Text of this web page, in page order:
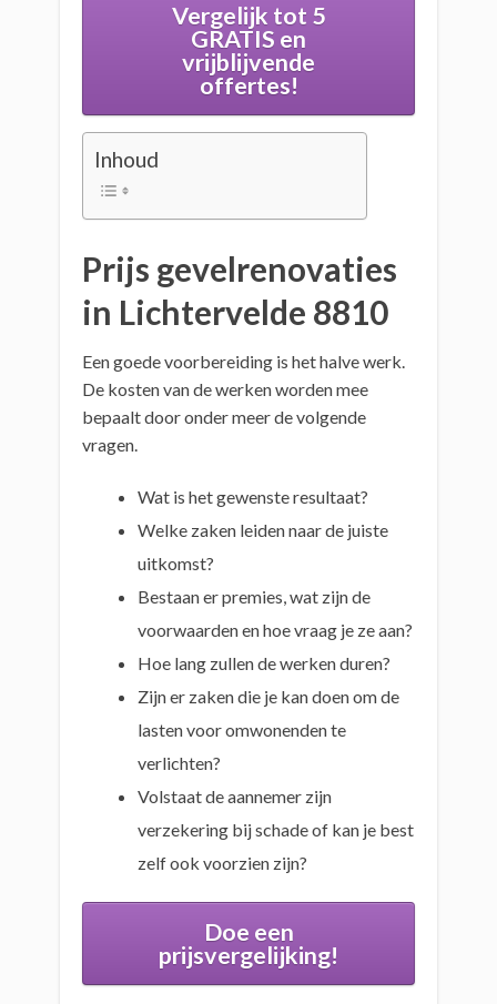
Vergelijk tot 5
GRATIS en
vrijblijvende
offertes!
Inhoud
Prijs gevelrenovaties
in Lichtervelde 8810
Een goede voorbereiding is het halve werk.
De kosten van de werken worden mee
bepaalt door onder meer de volgende
vragen.
Wat is het gewenste resultaat?
Welke zaken leiden naar de juiste
uitkomst?
Bestaan er premies, wat zijn de
voorwaarden en hoe vraag je ze aan?
Hoe lang zullen de werken duren?
Zijn er zaken die je kan doen om de
lasten voor omwonenden te
verlichten?
Volstaat de aannemer zijn
verzekering bij schade of kan je best
zelf ook voorzien zijn?
Doe een
prijsvergelijking!